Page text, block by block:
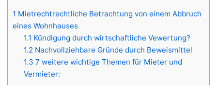
1 Mietrechtrechtliche Betrachtung von einem Abbruch
eines Wohnhauses
1.1 Kündigung durch wirtschaftliche Vewertung?
1.2 Nachvollziehbare Gründe durch Beweismittel
1.3 7 weitere wichtige Themen für Mieter und
Vermieter: